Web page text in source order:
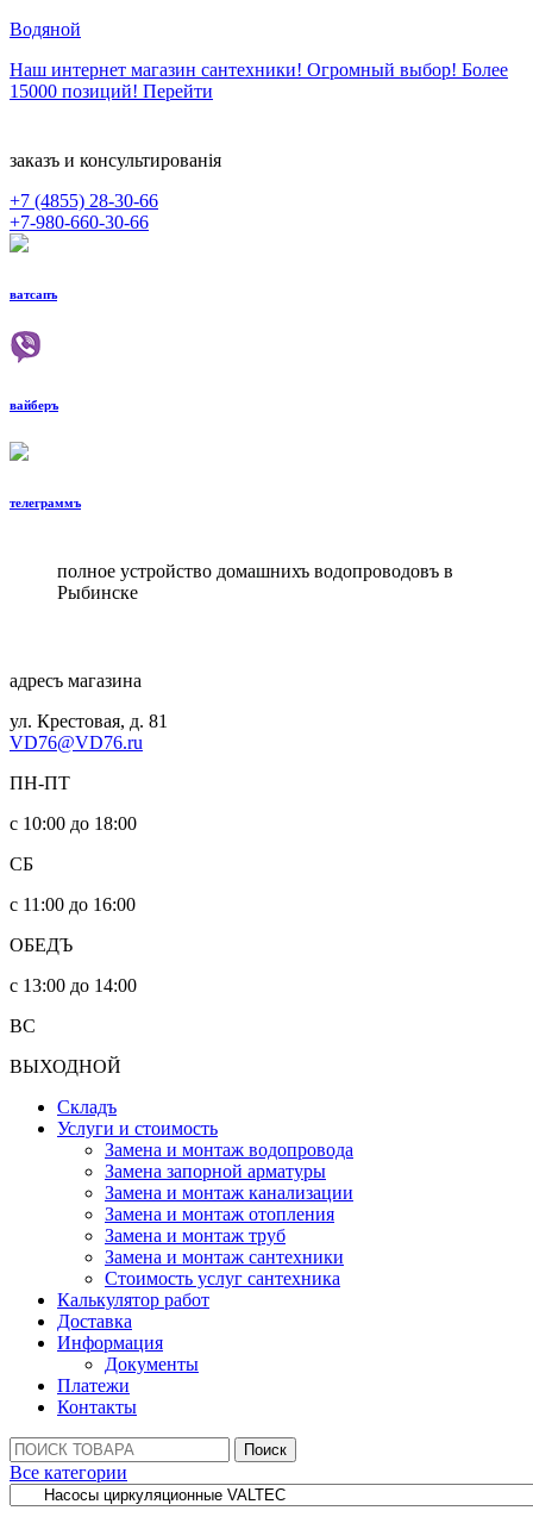
Водяной
Наш интернет магазин сантехники! Огромный выбор! Более
15000 позиций! Перейти
заказъ и консультированiя
+7 (4855) 28-30-66
+7-980-660-30-66
ватсапъ
вайберъ
телеграммъ
полное устройство домашнихъ водопроводовъ в
Рыбинске
адресъ магазина
ул. Крестовая, д. 81
VD76@VD76.ru
ПН-ПТ
с 10:00 до 18:00
СБ
с 11:00 до 16:00
ОБЕДЪ
с 13:00 до 14:00
ВС
ВЫХОДНОЙ
Складъ
Услуги и стоимость
Замена и монтаж водопровода
Замена запорной арматуры
Замена и монтаж канализации
Замена и монтаж отопления
Замена и монтаж труб
Замена и монтаж сантехники
Стоимость услуг сантехника
Калькулятор работ
Доставка
Информация
Документы
Платежи
Контакты
Поиск:
Поиск
Все категории